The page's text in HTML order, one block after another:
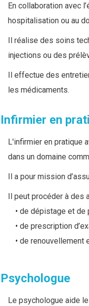
En collaboration avec
hospitalisation ou au
Il réalise des soins
injections ou des
Il effectue des
les médicaments.
Infirmier en
L'infirmier en pratique
dans un domaine
Il a pour mission
Il peut procéder à des
de dépistage et de
de prescription
de renouvellement
Psychologue
Le psychologue aide